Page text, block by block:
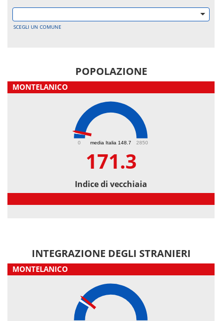
SCEGLI UN COMUNE
POPOLAZIONE
MONTELANICO
media Italia 148.7
0 2850
171.3
Indice di vecchiaia
INTEGRAZIONE DEGLI STRANIERI
MONTELANICO